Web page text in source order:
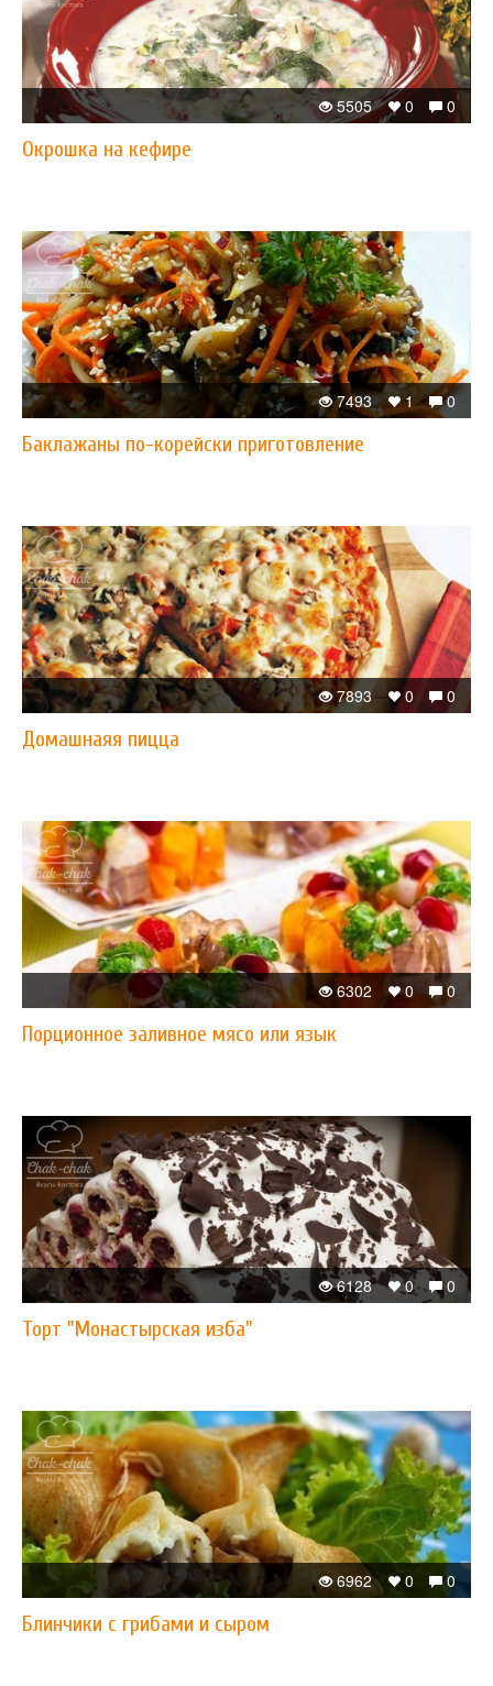
0
0
5505
Окрошка на кефире
0
1
7493
Баклажаны по-корейски приготовление
0
0
7893
Домашнаяя пицца
0
0
6302
Порционное заливное мясо или язык
0
0
6128
Торт "Монастырская изба"
0
0
6962
Блинчики с грибами и сыром